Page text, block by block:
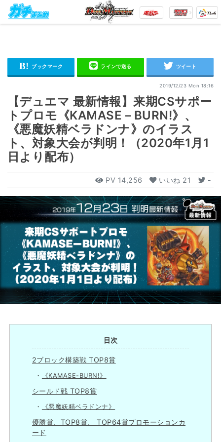
2019/12/23 Mon 18:16
【デュエマ 最新情報】来期CSサポー
トプロモ《KAMASE－BURN!》、
《悪魔妖精ベラドンナ》のイラス
ト、対象大会が判明！（2020年1月1
日より配布）
PV 14,256 いいね 21 -
目次
2ブロック構築戦 TOP8賞
《KAMASE-BURN!》
シールド戦 TOP8賞
《悪魔妖精ベラドンナ》
優勝賞、TOP8賞、 TOP64賞プロモーションカ
ード